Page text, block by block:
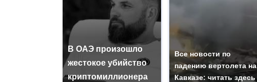
В ОАЭ произошло
жестокое убийство
криптомиллионера
Все новости по
падению вертолета на
Кавказе: читать здесь